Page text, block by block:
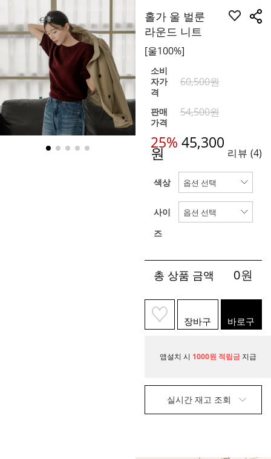
홀가 울 벌룬
라운드 니트
[울100%]
소비
자가
격
60,500원
판매
가격
54,500원
25% 45,300
원 리뷰 (4)
색상
사이
즈
총 상품 금액 0원
장바구
니
바로구
매
앱설치 시 1000원 적립금 지급
실시간 재고 조회